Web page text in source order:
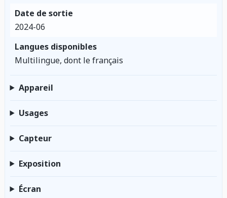
Date de sortie
2024-06
Langues disponibles
Multilingue, dont le français
Appareil
Usages
Capteur
Exposition
Écran